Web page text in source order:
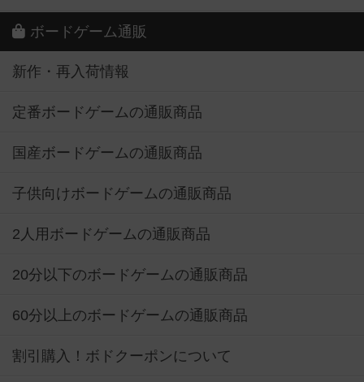
ボードゲーム通販
新作・再入荷情報
定番ボードゲームの通販商品
国産ボードゲームの通販商品
子供向けボードゲームの通販商品
2人用ボードゲームの通販商品
20分以下のボードゲームの通販商品
60分以上のボードゲームの通販商品
割引購入！ボドクーポンについて